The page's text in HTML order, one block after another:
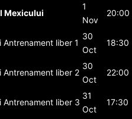
Mexicului
1
Nov
20:00
Antrenament liber 1
30
Oct
18:30
Antrenament liber 2
30
Oct
22:00
Antrenament liber 3
31
Oct
17:30